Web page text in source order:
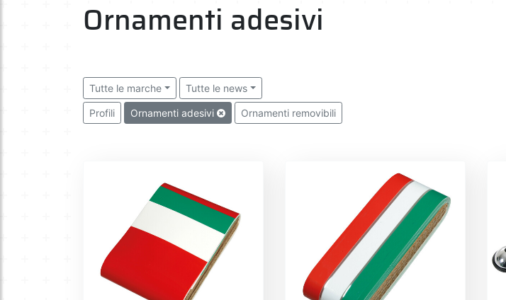
Ornamenti adesivi
Tutte le marche Tutte le news
Profili Ornamenti adesivi Ornamenti removibili